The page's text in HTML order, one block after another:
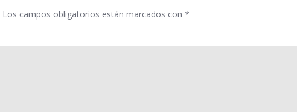
Los campos obligatorios están marcados con *